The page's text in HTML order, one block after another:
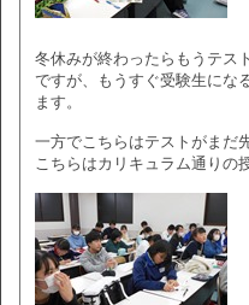
冬休みが終わったらもうテス
ですが、もうすぐ受験生にな
ます。
一方でこちらはテストがまだ
こちらはカリキュラム通りの